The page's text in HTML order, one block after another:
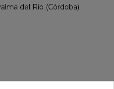
del Río (Córdoba)